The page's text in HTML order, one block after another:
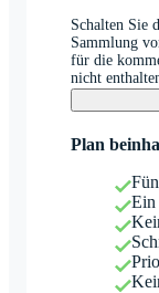
Schalten Sie
Sammlung
für die
nicht
Plan
Ein